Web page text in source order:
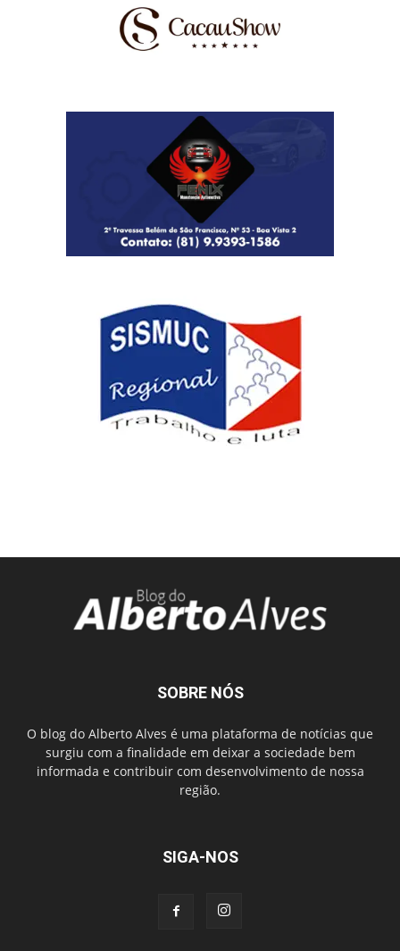
SOBRE NÓS
O blog do Alberto Alves é uma plataforma de notícias que
surgiu com a finalidade em deixar a sociedade bem
informada e contribuir com desenvolvimento de nossa
região.
SIGA-NOS